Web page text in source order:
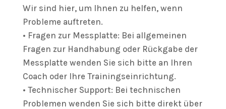
Wir sind hier, um Ihnen zu helfen, wenn
Probleme auftreten.
• Fragen zur Messplatte: Bei allgemeinen
Fragen zur Handhabung oder Rückgabe der
Messplatte wenden Sie sich bitte an Ihren
Coach oder Ihre Trainingseinrichtung.
• Technischer Support: Bei technischen
Problemen wenden Sie sich bitte direkt über